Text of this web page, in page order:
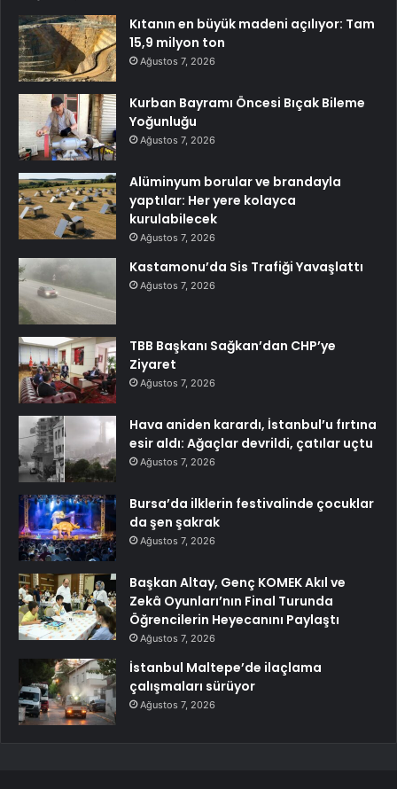
Kıtanın en büyük madeni açılıyor: Tam
15,9 milyon ton
Ağustos 7, 2026
Kurban Bayramı Öncesi Bıçak Bileme
Yoğunluğu
Ağustos 7, 2026
Alüminyum borular ve brandayla
yaptılar: Her yere kolayca
kurulabilecek
Ağustos 7, 2026
Kastamonu’da Sis Trafiği Yavaşlattı
Ağustos 7, 2026
TBB Başkanı Sağkan’dan CHP’ye
Ziyaret
Ağustos 7, 2026
Hava aniden karardı, İstanbul’u fırtına
esir aldı: Ağaçlar devrildi, çatılar uçtu
Ağustos 7, 2026
Bursa’da ilklerin festivalinde çocuklar
da şen şakrak
Ağustos 7, 2026
Başkan Altay, Genç KOMEK Akıl ve
Zekâ Oyunları’nın Final Turunda
Öğrencilerin Heyecanını Paylaştı
Ağustos 7, 2026
İstanbul Maltepe’de ilaçlama
çalışmaları sürüyor
Ağustos 7, 2026